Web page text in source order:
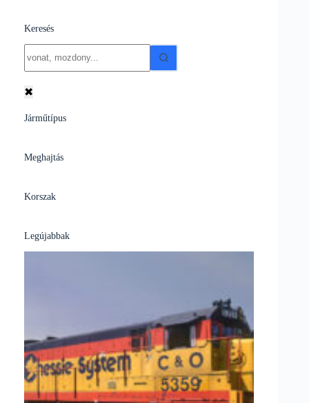
Keresés
results
✖
Járműtípus
Meghajtás
Korszak
Legújabbak